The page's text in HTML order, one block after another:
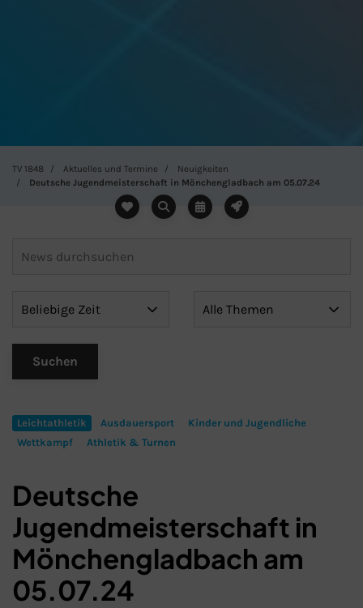
Schließen
TV 1848 Aktuelles und Termine
Neuigkeiten
Deutsche Jugendmeisterschaft in Mönchengladbach am 05.07.24
Leichtathletik Ausdauersport
Kinder und Jugendliche
Wettkampf
Athletik & Turnen
Deutsche
Jugendmeisterschaft in
Mönchengladbach am
05.07.24